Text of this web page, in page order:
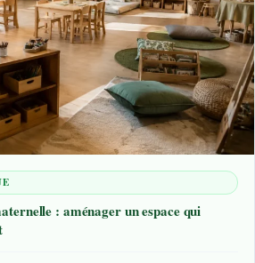
: aménager un espace qui